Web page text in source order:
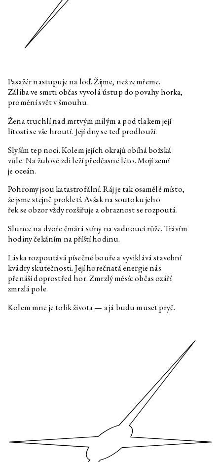
Pasažér nastupuje na loď. Žijme, než zemřeme.
Záliba ve smrti občas vyvolá ústup do povahy horka,
promění svět v šmouhu.
Žena truchlí nad mrtvým milým a pod tlakem její
lítosti se vše hroutí. Její dny se teď prodlouží.
Slyším tep noci. Kolem jejích okrajů obíhá božská
vůle. Na žulové zdi leží předčasné léto. Mojí zemí
je oceán.
Pohromy jsou katastrofální. Ráj je tak osamělé místo,
že jsme stejně prokletí. Avšak na soutoku jeho
řek se obzor vždy rozšiřuje a obraznost se rozpoutá.
Slunce na dvoře čmárá stíny na vadnoucí růže. Trávím
hodiny čekáním na příští hodinu.
Láska rozpoutává písečné bouře a vyviklává stavební
kvádry skutečnosti. Její horečnatá energie nás
přenáší doprostřed hor. Zmrzlý měsíc občas ozáří
zmrzlá pole.
Kolem mne je tolik života — a já budu muset pryč.
Edith Jeřábková
Daniela & Linda Dostálková
agrese
Jakub Adamec, Marek Pokorný Slyším růst trávu
Clemens Poole
ukrajinský osud
Marek Pokorný
Měli nás za živé a prchali s
Özgür Kar
Rozhovor k výstavě
Optimalizované bajky o dobrém
Yalda Afsah
Rozhovor k výstavě
Optimalizované bajky o dobrém
životě
Optimalizované bajky o dobrém
životě
Optimalizované bajky o dobrém
životě
Oskar Dawicki
Rozhovor k výstavě
Martin Kohout
Rozhovor k výstavě
Optimalizované bajky o dobrém
Rozhovor k výstavě
Optimalizované bajky o dobrém
Rozhovor k výstavě
Optimalizované bajky o dobrém
životě
Rozhovor k výstavě
Optimalizované bajky o dobrém
životě